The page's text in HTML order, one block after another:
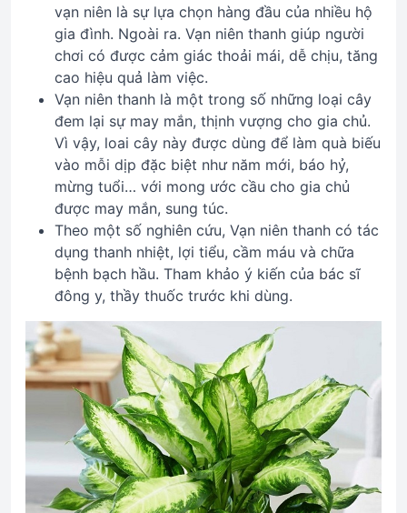
vạn niên là sự lựa chọn hàng đầu của nhiều hộ
gia đình. Ngoài ra. Vạn niên thanh giúp người
chơi có được cảm giác thoải mái, dễ chịu, tăng
cao hiệu quả làm việc.
Vạn niên thanh là một trong số những loại cây
đem lại sự may mắn, thịnh vượng cho gia chủ.
Vì vậy, loai cây này được dùng để làm quà biếu
vào mỗi dịp đặc biệt như năm mới, báo hỷ,
mừng tuổi… với mong ước cầu cho gia chủ
được may mắn, sung túc.
Theo một số nghiên cứu, Vạn niên thanh có tác
dụng thanh nhiệt, lợi tiểu, cầm máu và chữa
bệnh bạch hầu. Tham khảo ý kiến của bác sĩ
đông y, thầy thuốc trước khi dùng.